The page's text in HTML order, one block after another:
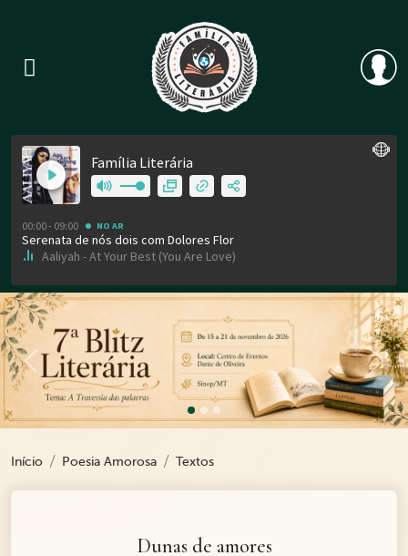
Previous
Início Poesia Amorosa Textos
Dunas de amores